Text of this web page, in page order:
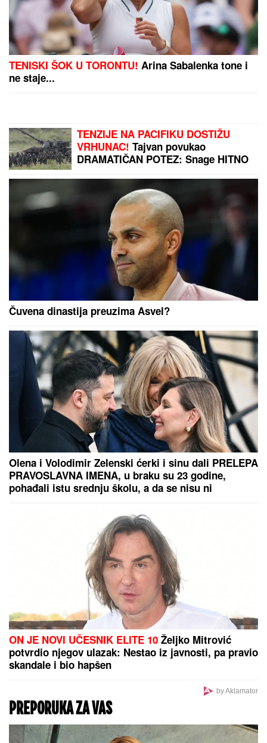
TENISKI ŠOK U TORONTU! Arina Sabalenka tone i
ne staje...
TENZIJE NA PACIFIKU DOSTIŽU
VRHUNAC! Tajvan povukao
DRAMATIČAN POTEZ: Snage HITNO
Čuvena dinastija preuzima Asvel?
Olena i Volodimir Zelenski ćerki i sinu dali PRELEPA
PRAVOSLAVNA IMENA, u braku su 23 godine,
pohađali istu srednju školu, a da se nisu ni
ON JE NOVI UČESNIK ELITE 10 Željko Mitrović
potvrdio njegov ulazak: Nestao iz javnosti, pa pravio
skandale i bio hapšen
by Aklamator
PREPORUKA ZA VAS